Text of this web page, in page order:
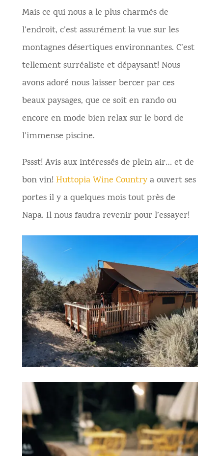
Mais ce qui nous a le plus charmés de
l’endroit, c’est assurément la vue sur les
montagnes désertiques environnantes. C’est
tellement surréaliste et dépaysant! Nous
avons adoré nous laisser bercer par ces
beaux paysages, que ce soit en rando ou
encore en mode bien relax sur le bord de
l’immense piscine.
Pssst! Avis aux intéressés de plein air… et de
bon vin!Huttopia Wine Countrya ouvert ses
portes il y a quelques mois tout près de
Napa. Il nous faudra revenir pour l’essayer!